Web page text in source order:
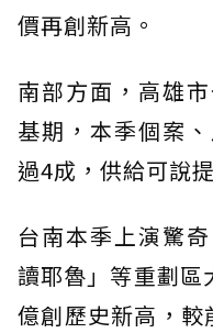
價再創新高。
南部方面，高雄
基期，本季個案
過4成，供給可說
台南本季上演驚
讀耶魯」等重劃區
億創歷史新高，